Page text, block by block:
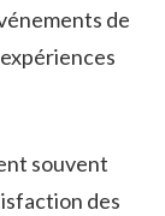
de
souvent
des